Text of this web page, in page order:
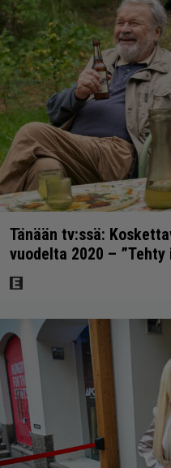
Tänään tv:ssä:
vuodelta 2020 –